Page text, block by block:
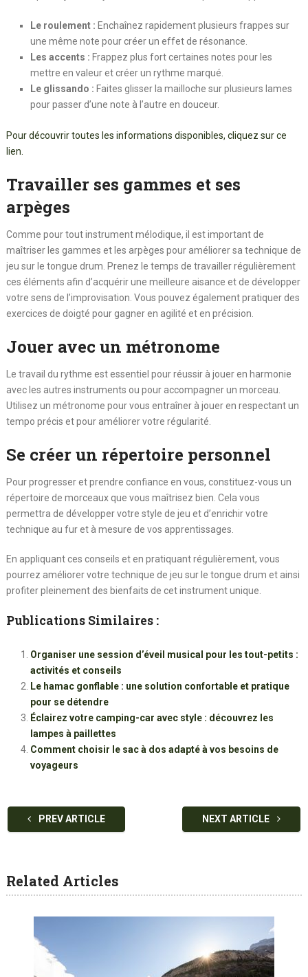
Le roulement : Enchaînez rapidement plusieurs frappes sur
une même note pour créer un effet de résonance.
Les accents : Frappez plus fort certaines notes pour les
mettre en valeur et créer un rythme marqué.
Le glissando : Faites glisser la mailloche sur plusieurs lames
pour passer d’une note à l’autre en douceur.
Pour découvrir toutes les informations disponibles, cliquez sur ce
lien.
Travailler ses gammes et ses
arpèges
Comme pour tout instrument mélodique, il est important de
maîtriser les gammes et les arpèges pour améliorer sa technique de
jeu sur le tongue drum. Prenez le temps de travailler régulièrement
ces éléments afin d’acquérir une meilleure aisance et de développer
votre sens de l’improvisation. Vous pouvez également pratiquer des
exercices de doigté pour gagner en agilité et en précision.
Jouer avec un métronome
Le travail du rythme est essentiel pour réussir à jouer en harmonie
avec les autres instruments ou pour accompagner un morceau.
Utilisez un métronome pour vous entraîner à jouer en respectant un
tempo précis et pour améliorer votre régularité.
Se créer un répertoire personnel
Pour progresser et prendre confiance en vous, constituez-vous un
répertoire de morceaux que vous maîtrisez bien. Cela vous
permettra de développer votre style de jeu et d’enrichir votre
technique au fur et à mesure de vos apprentissages.
En appliquant ces conseils et en pratiquant régulièrement, vous
pourrez améliorer votre technique de jeu sur le tongue drum et ainsi
profiter pleinement des bienfaits de cet instrument unique.
Publications Similaires :
Organiser une session d’éveil musical pour les tout-petits :
activités et conseils
Le hamac gonflable : une solution confortable et pratique
pour se détendre
Éclairez votre camping-car avec style : découvrez les
lampes à paillettes
Comment choisir le sac à dos adapté à vos besoins de
voyageurs
PREV ARTICLE NEXT ARTICLE
Related Articles